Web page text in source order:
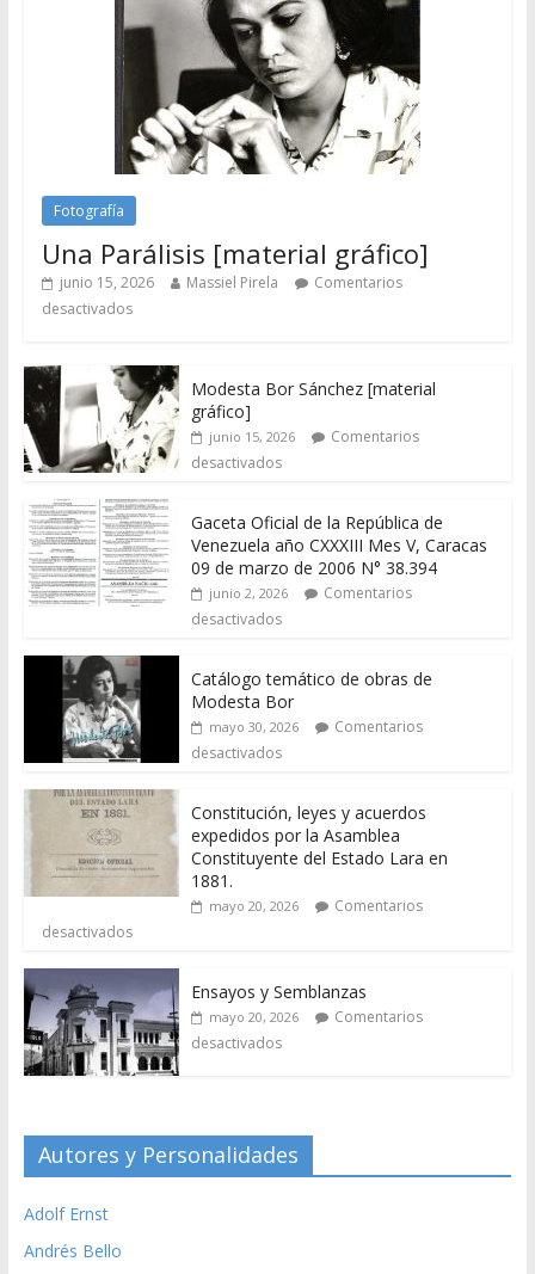
Fotografía
Una Parálisis [material gráfico]
junio 15, 2026 Massiel Pirela
Comentarios
desactivados
Modesta Bor Sánchez [material
gráfico]
junio 15, 2026
Comentarios
desactivados
Gaceta Oficial de la República de
Venezuela año CXXXIII Mes V, Caracas
09 de marzo de 2006 N° 38.394
junio 2, 2026
Comentarios
desactivados
Catálogo temático de obras de
Modesta Bor
mayo 30, 2026
Comentarios
desactivados
Constitución, leyes y acuerdos
expedidos por la Asamblea
Constituyente del Estado Lara en
1881.
mayo 20, 2026
Comentarios
desactivados
Ensayos y Semblanzas
mayo 20, 2026
Comentarios
desactivados
Autores y Personalidades
Adolf Ernst
Andrés Bello